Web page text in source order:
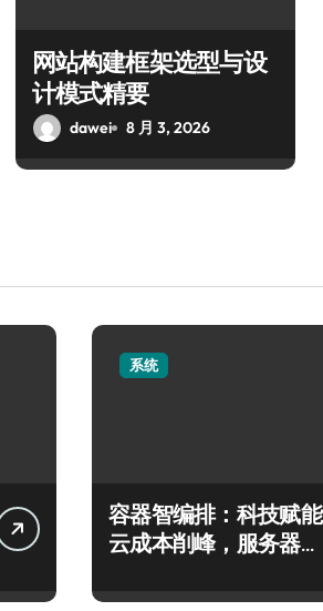
网站构建框架选型与设
计模式精要
dawei 8 月 3, 2026
系统
容器智编排：科技赋能
云成本削峰，服务器管